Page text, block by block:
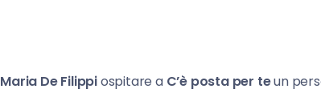
Maria De Filippiospitare a C’è posta per teun